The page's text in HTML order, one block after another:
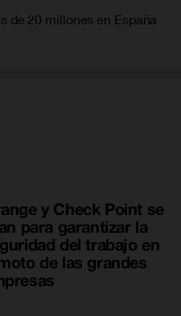
de 20 millones en España
y Check Point se
para garantizar la
del trabajo en
de las grandes